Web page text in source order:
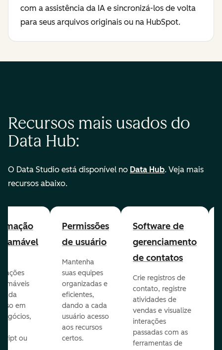
com a assistência da IA e sincronizá-los de volta
para seus arquivos originais ou na HubSpot.
Recursos mais usados do
Data Hub:
O Data Studio está disponível no Data Hub. Veja mais
recursos abaixo.
em
ou
Permissões
de usuário
Mantenha
suas equipes
organizadas e
eficientes,
dando a cada
usuário acesso
aos recursos
certos.
Software de
gerenciamento
de contatos
Crie registros de
contato, registre
atividades de
vendas e visualize
interações
passadas com as
ferramentas de